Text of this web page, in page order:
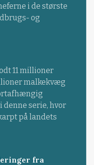
i de største
og
11 millioner
malkekvæg
serie, hvor
på landets
fra